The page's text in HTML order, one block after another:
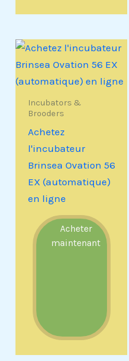
Incubators &
Brooders
Achetez
l'incubateur
Brinsea Ovation 56
EX (automatique)
en ligne
Acheter
maintenant